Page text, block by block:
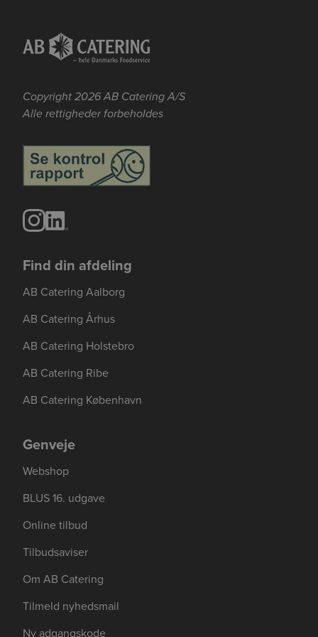
Copyright 2026 AB Catering A/S
Alle rettigheder forbeholdes
Find din afdeling
AB Catering Aalborg
AB Catering Århus
AB Catering Holstebro
AB Catering Ribe
AB Catering København
Genveje
Webshop
BLUS 16. udgave
Online tilbud
Tilbudsaviser
Om AB Catering
Tilmeld nyhedsmail
Ny adgangskode